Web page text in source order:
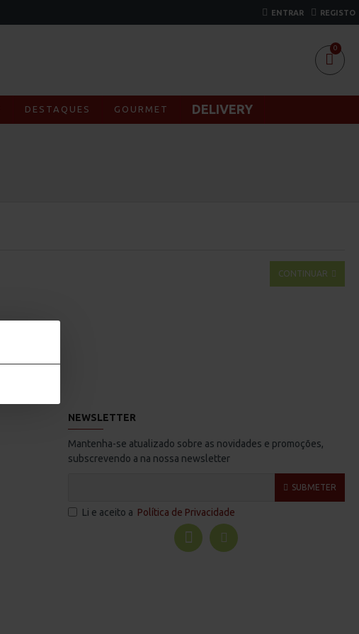
ENTRAR REGISTO
0
DESTAQUES GOURMET DELIVERY
CONTINUAR
NEWSLETTER
Mantenha-se atualizado sobre as novidades e promoções,
subscrevendo a na nossa newsletter
SUBMETER
Li e aceito a Política de Privacidade